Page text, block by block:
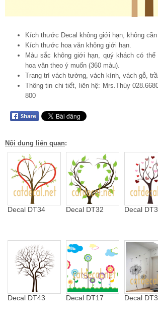
Kích thước Decal không giới hạn, không
Kích thước hoa văn không giới hạn.
Màu sắc không giới hạn, quý khách có thể
hoa văn theo ý muốn (360 màu).
Trang trí vách tường, vách kính, vách gỗ,
Thông tin chi tiết, liên hệ: Mrs.Thúy
800
Nội dung liên quan:
Decal DT34 Decal DT32 Decal
Decal DT43 Decal DT17 Decal